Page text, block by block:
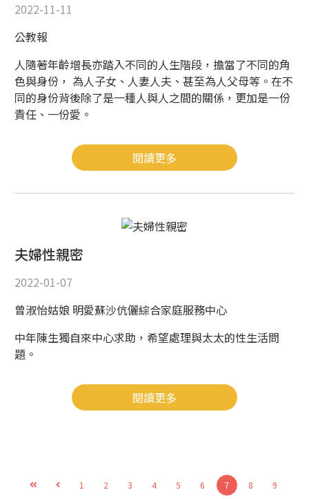
2022-11-11
公教報
人隨著年齡增長亦踏入不同的人生階段，擔當了不同的角
色與身份， 為人子女、人妻人夫、甚至為人父母等。在不
同的身份背後除了是一種人與人之間的關係，更加是一份
責任、一份愛。
閱讀更多
夫婦性親密
2022-01-07
曾淑怡姑娘 明愛蘇沙伉儷綜合家庭服務中心
中年陳生獨自來中心求助，希望處理與太太的性生活問
題。
閱讀更多
1 2 3 4 5 6 7 8
9